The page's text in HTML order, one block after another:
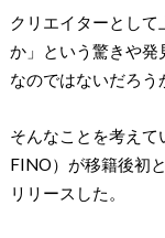
クリエイターとして
か」という驚きや発
なのではないだろう
そんなことを考えて
FINO）が移籍後初
リリースした。